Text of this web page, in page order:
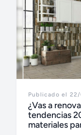
Publicado el
¿Vas a
tendencias
materiales